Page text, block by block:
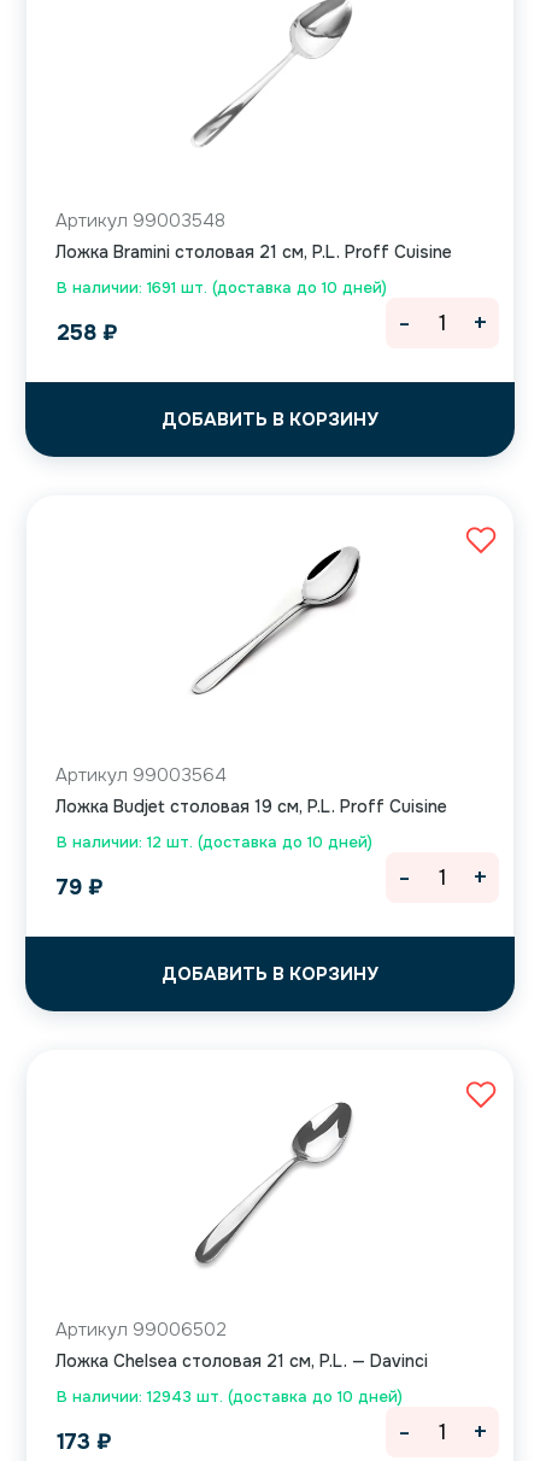
В наличии: 1691 шт. (доставка до 10 дней)
Артикул 99003548
Ложка Bramini столовая 21 см, P.L. Proff Cuisine
258 ₽
ДОБАВИТЬ В КОРЗИНУ
- +
В наличии: 12 шт. (доставка до 10 дней)
Артикул 99003564
Ложка Budjet столовая 19 см, P.L. Proff Cuisine
79 ₽
ДОБАВИТЬ В КОРЗИНУ
- +
В наличии: 12943 шт. (доставка до 10 дней)
Артикул 99006502
Ложка Chelsea столовая 21 см, P.L. — Davinci
173 ₽ - +